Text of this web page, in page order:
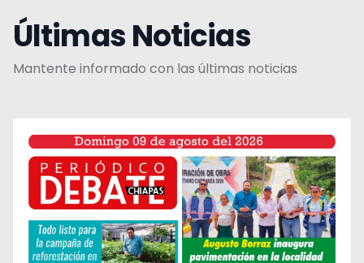
Últimas Noticias
Mantente informado con las últimas noticias